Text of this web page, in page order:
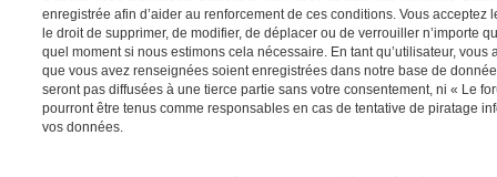
enregistrée afin d’aider au renforcement de ces conditions. Vous acceptez
le droit de supprimer, de modifier, de déplacer ou de verrouiller n’importe
quel moment si nous estimons cela nécessaire. En tant qu’utilisateur,
que vous avez renseignées soient enregistrées dans notre base de
seront pas diffusées à une tierce partie sans votre consentement, ni « Le
pourront être tenus comme responsables en cas de tentative de piratage
vos données.